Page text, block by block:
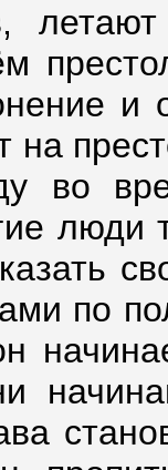
и
на
во
люди
по